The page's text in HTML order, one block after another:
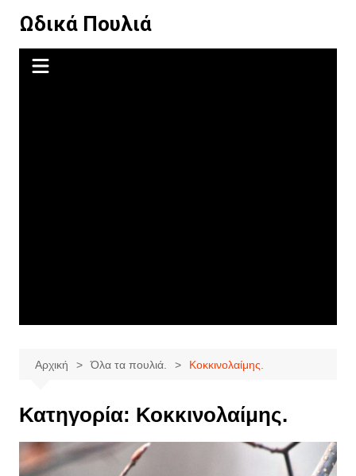
περιεχόμενο
Ωδικά Πουλιά
Αρχική Όλα τα πουλιά. Κοκκινολαίμης.
Κατηγορία: Κοκκινολαίμης.